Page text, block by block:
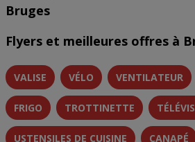
Bruges
Flyers et meilleures offres à
VALISE VÉLO VENTILATEUR
FRIGO TROTTINETTE
USTENSILES DE CUISINE CANAPÉ